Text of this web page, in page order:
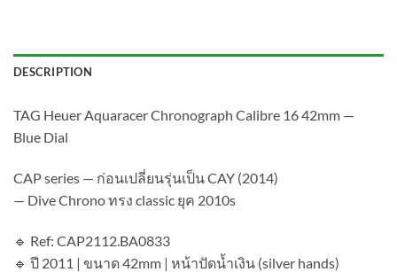
DESCRIPTION
TAG Heuer Aquaracer Chronograph Calibre 16 42mm —
Blue Dial
CAP series — ก่อนเปลี่ยนรุ่นเป็น CAY (2014)
— Dive Chrono ทรง classic ยุค 2010s
🔹 Ref: CAP2112.BA0833
🔹 ปี 2011 | ขนาด 42mm | หน้าปัดน้ำเงิน (silver hands)